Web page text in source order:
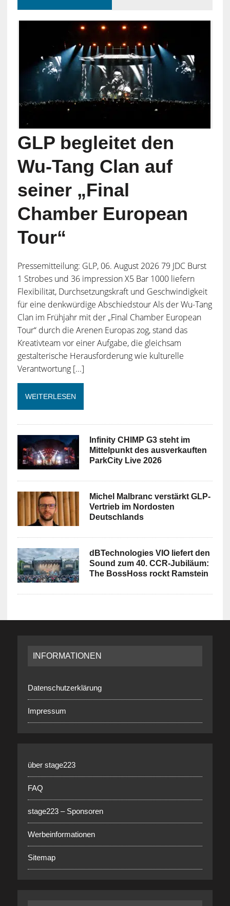
GLP begleitet den
Wu-Tang Clan auf
seiner „Final
Chamber European
Tour“
Pressemitteilung: GLP, 06. August 2026 79 JDC Burst
1 Strobes und 36 impression X5 Bar 1000 liefern
Flexibilität, Durchsetzungskraft und Geschwindigkeit
für eine denkwürdige Abschiedstour Als der Wu-Tang
Clan im Frühjahr mit der „Final Chamber European
Tour“ durch die Arenen Europas zog, stand das
Kreativteam vor einer Aufgabe, die gleichsam
gestalterische Herausforderung wie kulturelle
Verantwortung [...]
WEITERLESEN
Infinity CHIMP G3 steht im
Mittelpunkt des ausverkauften
ParkCity Live 2026
Michel Malbranc verstärkt GLP-
Vertrieb im Nordosten
Deutschlands
dBTechnologies VIO liefert den
Sound zum 40. CCR-Jubiläum:
The BossHoss rockt Ramstein
INFORMATIONEN
Datenschutzerklärung
Impressum
über stage223
FAQ
stage223 – Sponsoren
Werbeinformationen
Sitemap